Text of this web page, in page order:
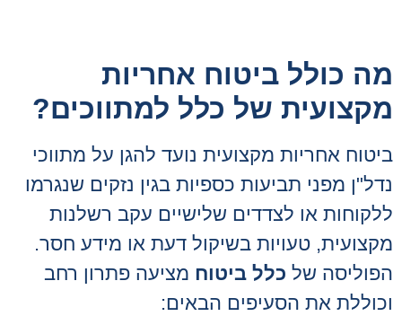
מה כולל ביטוח אחריות
מקצועית של כלל למתווכים?
ביטוח אחריות מקצועית נועד להגן על מתווכי
נדל"ן מפני תביעות כספיות בגין נזקים שנגרמו
ללקוחות או לצדדים שלישיים עקב רשלנות
מקצועית, טעויות בשיקול דעת או מידע חסר.
הפוליסה של כלל ביטוח מציעה פתרון רחב
וכוללת את הסעיפים הבאים: